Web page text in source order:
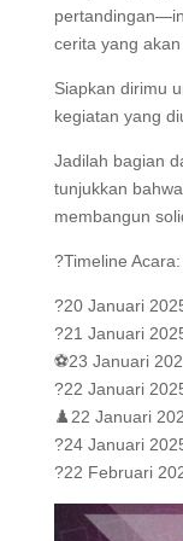
cerita yang
Siapkan dirimu
kegiatan yang
Jadilah bagian
tunjukkan
membangun
?Timeline Acara:
?20 Januari
?21 Januari
⚽23 Januari
?22 Januari
♟️22 Januari
?24 Januari
?22 Februari